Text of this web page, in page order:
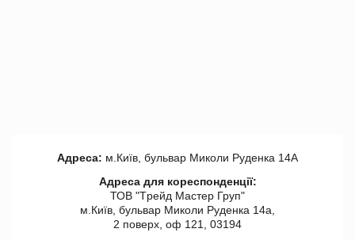
Адреса: м.Київ, бульвар Миколи Руденка 14А
Адреса для кореспонденції:
ТОВ "Tрейд Мастер Груп"
м.Київ, бульвар Миколи Руденка 14а,
2 поверх, оф 121, 03194